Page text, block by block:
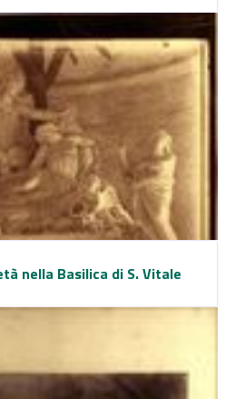
nella Basilica di S. Vitale